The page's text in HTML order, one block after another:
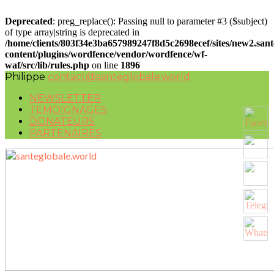
Deprecated: preg_replace(): Passing null to parameter #3 ($subject)
of type array|string is deprecated in
/home/clients/803f34e3ba657989247f8d5c2698ecef/sites/
content/plugins/wordfence/vendor/wordfence/wf-
waf/src/lib/rules.php on line 1896
Philippe contact@santeglobale.world
NEWSLETTER
TEMOIGNAGES
DONATEURS
PARTENAIRES